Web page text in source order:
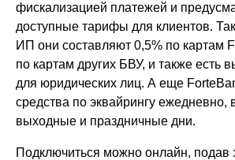
фискализацией платежей и
доступные тарифы для клиентов.
ИП они составляют 0,5% по картам
по картам других БВУ, и также есть
для юридических лиц. А еще
средства по эквайрингу ежедневно,
выходные и праздничные дни.
Подключиться можно онлайн, подав